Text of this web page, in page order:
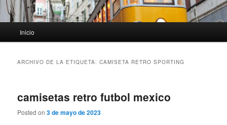
principal
Inicio
ARCHIVO DE LA ETIQUETA:CAMISETA RETRO SPORTING
camisetas retro futbol mexico
Posted on3 de mayo de 2023